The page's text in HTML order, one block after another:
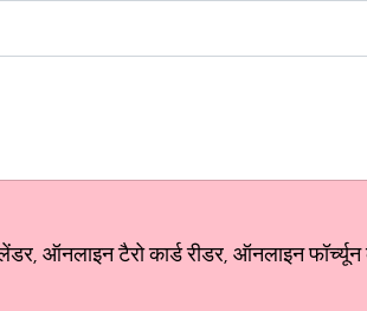
ऑनलाइन टैरो कार्ड रीडर, ऑनलाइन